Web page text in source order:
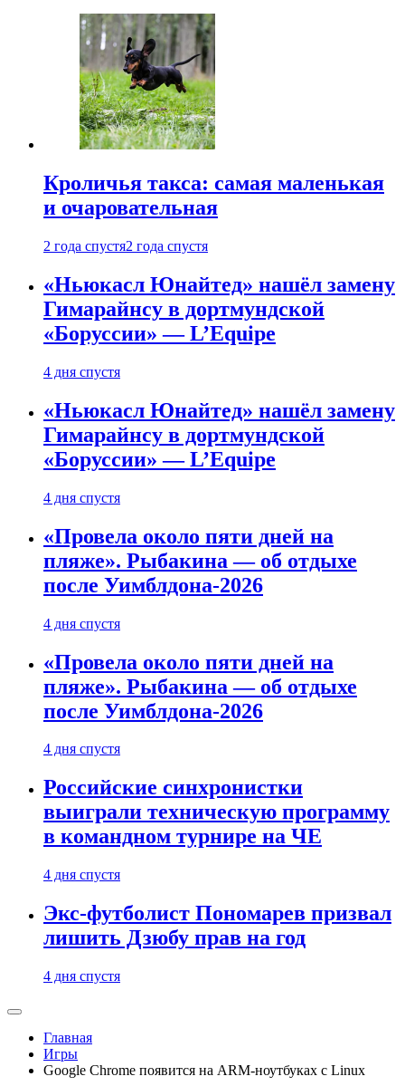
Кроличья такса: самая маленькая
и очаровательная
2 года спустя2 года спустя
«Ньюкасл Юнайтед» нашёл замену
Гимарайнсу в дортмундской
«Боруссии» — L’Equipe
4 дня спустя
«Ньюкасл Юнайтед» нашёл замену
Гимарайнсу в дортмундской
«Боруссии» — L’Equipe
4 дня спустя
«Провела около пяти дней на
пляже». Рыбакина — об отдыхе
после Уимблдона-2026
4 дня спустя
«Провела около пяти дней на
пляже». Рыбакина — об отдыхе
после Уимблдона-2026
4 дня спустя
Российские синхронистки
выиграли техническую программу
в командном турнире на ЧЕ
4 дня спустя
Экс-футболист Пономарев призвал
лишить Дзюбу прав на год
4 дня спустя
Главная
Игры
Google Chrome появится на ARM-ноутбуках с Linux